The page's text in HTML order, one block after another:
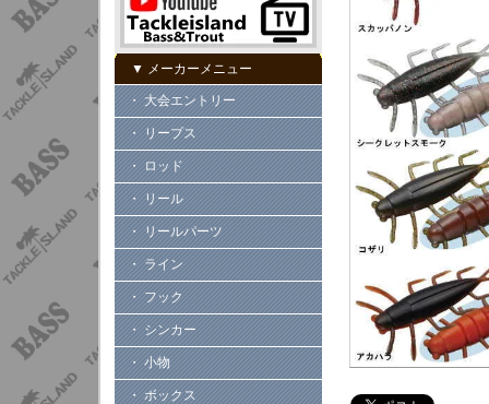
▼ メーカーメニュー
・ 大会エントリー
・ リープス
・ ロッド
・ リール
・ リールパーツ
・ ライン
・ フック
・ シンカー
・ 小物
・ ボックス